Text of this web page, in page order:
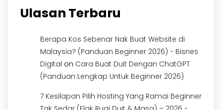
Ulasan Terbaru
Berapa Kos Sebenar Nak Buat Website di
Malaysia? (Panduan Beginner 2026) - Bisnes
Digital on Cara Buat Duit Dengan ChatGPT
(Panduan Lengkap Untuk Beginner 2026)
7 Kesilapan Pilih Hosting Yang Ramai Beginner